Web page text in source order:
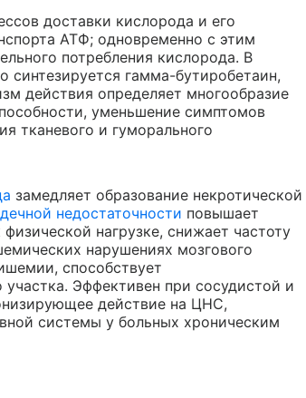
доставки кислорода и его
АТФ; одновременно с этим
потребления кислорода. В
синтезируется гамма-бутиробетаин,
действия определяет многообразие
уменьшение симптомов
тканевого и гуморального
замедляет образование некротической
недостаточности повышает
нагрузке, снижает частоту
нарушениях мозгового
способствует
Эффективен при сосудистой и
действие на ЦНС,
системы у больных хроническим